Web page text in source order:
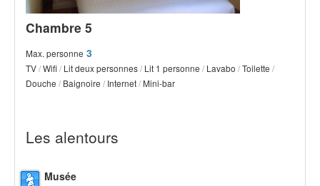
Chambre 5
Max. personne 3
TV/Wifi/ Lit deux personnes/ Lit 1 personne / Lavabo /Toilette /
Douche / Baignoire / Internet/ Mini-bar
Les alentours
Musée